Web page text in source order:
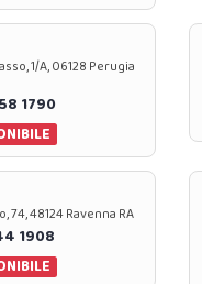
1/A, 06128 Perugia
1790
74, 48124 Ravenna RA
1908